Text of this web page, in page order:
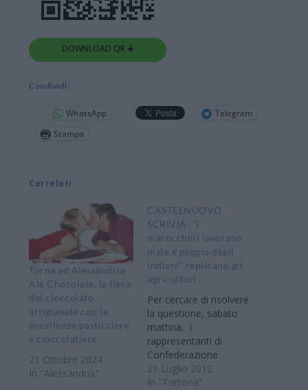
DOWNLOAD QR 🠋
Condividi:
WhatsApp
Telegram
Stampa
Correlati
Torna ad Alessandria
Ale Chocolate, la fiera
del cioccolato
artigianale con le
eccellenze pasticciere
e cioccolatiere
21 Ottobre 2024
In "Alessandria"
CASTELNUOVO
SCRIVIA: “I
marocchini lavorano
male e peggio degli
indiani” replicano gli
agricoltori
Per cercare di risolvere
la questione, sabato
mattina, i
rappresentanti di
Confederazione
italiana Agricolotri
(Cia) e la Cgil si sono
21 Luglio 2012
In "Tortona"